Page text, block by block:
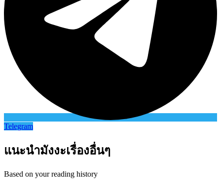
Telegram
แนะนำมังงะเรื่องอื่นๆ
Based on your reading history